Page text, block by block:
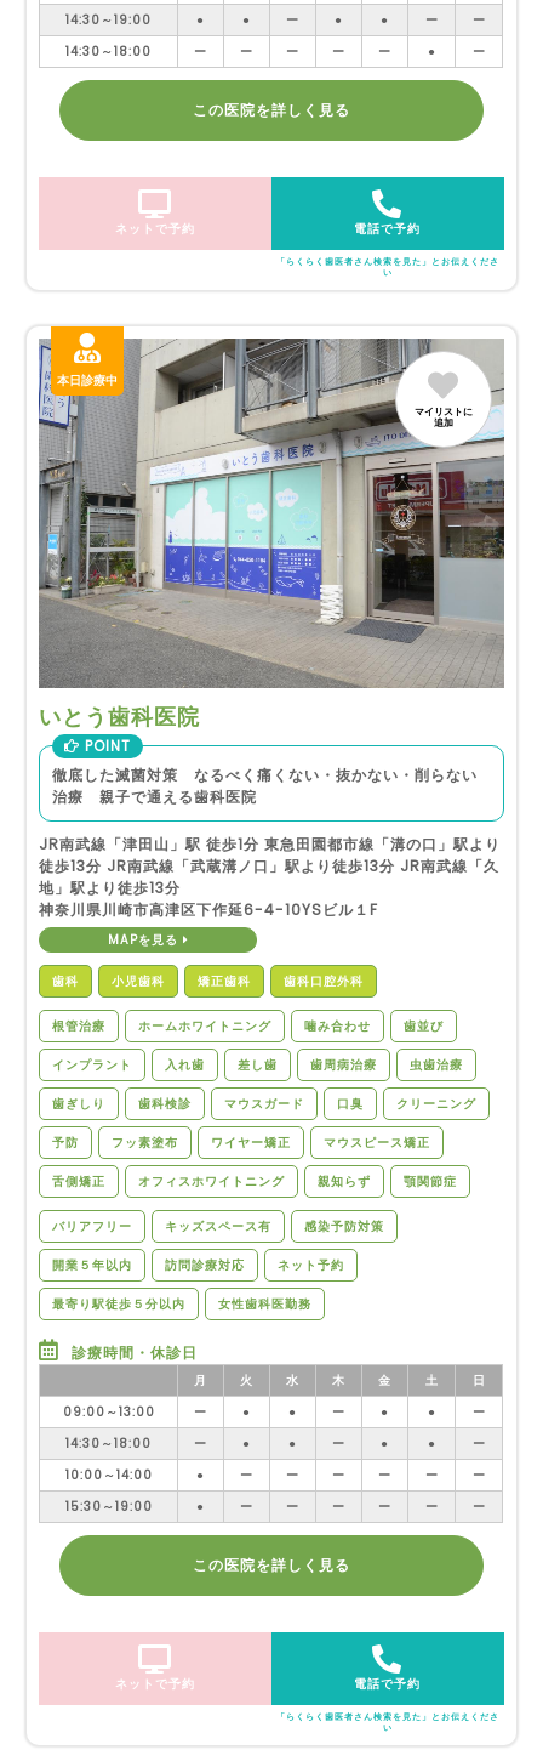
14:30～19:00
● ● ー ● ● ー
ー
14:30～18:00
ー ー ー ー ー ● ー
この医院を詳しく見る
ネットで予約 電話で予約
「らくらく歯医者さん検索を見た」とお伝えくださ
い
本日診療中
いとう歯科医院
マイリストに
追加
POINT
徹底した滅菌対策 なるべく痛くない・抜かない・削らない
治療 親子で通える歯科医院
JR南武線「津田山」駅 徒歩1分 東急田園都市線「溝の口」駅より
徒歩13分 JR南武線「武蔵溝ノ口」駅より徒歩13分 JR南武線「久
地」駅より徒歩13分
神奈川県川崎市高津区下作延6-4-10YSビル１F
MAPを見る
歯科 小児歯科 矯正歯科 歯科口腔外科
根管治療 ホームホワイトニング 噛み合わせ 歯並び
インプラント 入れ歯 差し歯 歯周病治療 虫歯治療
歯ぎしり 歯科検診 マウスガード 口臭 クリーニング
予防 フッ素塗布 ワイヤー矯正 マウスピース矯正
舌側矯正 オフィスホワイトニング 親知らず 顎関節症
バリアフリー キッズスペース有 感染予防対策
開業５年以内 訪問診療対応 ネット予約
最寄り駅徒歩５分以内 女性歯科医勤務
診療時間・休診日
月 火 水 木 金 土
日
09:00～13:00
ー ● ● ー ● ●
ー
14:30～18:00
ー ● ● ー ● ●
ー
10:00～14:00
● ー ー ー ー ー
ー
15:30～19:00
● ー ー ー ー ー ー
この医院を詳しく見る
ネットで予約 電話で予約
「らくらく歯医者さん検索を見た」とお伝えくださ
い